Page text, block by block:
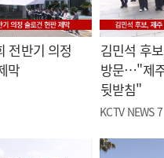
전반기 의정
막
김민석 후
방문…"제
뒷받침"
KCTV NEWS 7